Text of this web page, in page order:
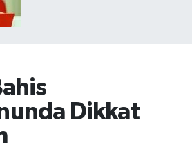
Dikkat